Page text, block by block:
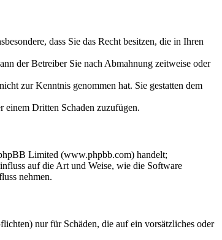
dass Sie das Recht besitzen, die in Ihren
der Betreiber Sie nach Abmahnung zeitweise oder
zur Kenntnis genommen hat. Sie gestatten dem
einem Dritten Schaden zuzufügen.
Limited (www.phpbb.com) handelt;
auf die Art und Weise, wie die Software
nehmen.
nur für Schäden, die auf ein vorsätzliches oder